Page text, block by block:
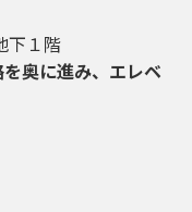
下１階
奥に進み、エレベ